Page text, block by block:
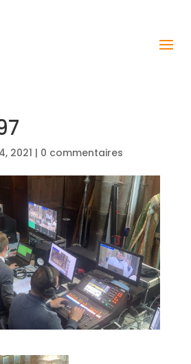
2021 | 0 commentaires